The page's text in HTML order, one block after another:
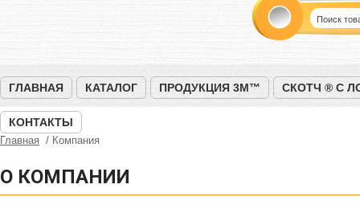
ГЛАВНАЯ КАТАЛОГ ПРОДУКЦИЯ 3M™ СКОТЧ ® С
КОНТАКТЫ
Главная Компания
О КОМПАНИИ